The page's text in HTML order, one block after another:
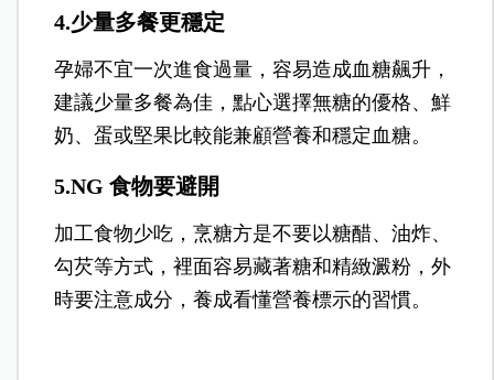
4.少量多餐更穩定
孕婦不宜一次進食過量，容易造成血糖飆升，
建議少量多餐為佳，點心選擇無糖的優格、鮮
奶、蛋或堅果比較能兼顧營養和穩定血糖。
5.NG 食物要避開
加工食物少吃，烹糖方是不要以糖醋、油炸、
勾芡等方式，裡面容易藏著糖和精緻澱粉，外
時要注意成分，養成看懂營養標示的習慣。